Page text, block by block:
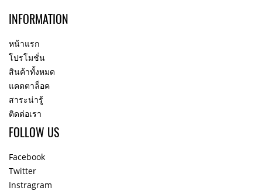
INFORMATION
หน้าแรก
โปรโมชั่น
สินค้าทั้งหมด
แคตตาล็อค
สาระน่ารู้
ติดต่อเรา
FOLLOW US
Facebook
Twitter
Instragram